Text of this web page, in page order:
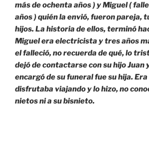
más de ochenta años ) y Miguel (
años ) quién la envió, fueron pareja,
hijos. La historia de ellos, terminó
Miguel era electricista y tres años
el falleció, no recuerda de qué, lo
dejó de contactarse con su hijo Juan
encargó de su funeral fue su hija.
disfrutaba viajando y lo hizo, no
nietos ni a su bisnieto.